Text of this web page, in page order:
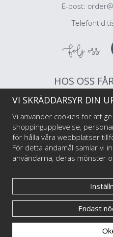
E-post:
Telefontid
Följ oss
HOS OSS
Muggar av
Snabb
Trygg
Välkommen till Happy Mug som är
emaljmuggar till privatpersoner och
© Happy
VI SKRÄDDARSYR DIN
Vi använder cookies för att
shoppingupplevelse,
för hålla våra webbplatser
För detta ändamål samlar vi
användarna, deras mönster
Endast